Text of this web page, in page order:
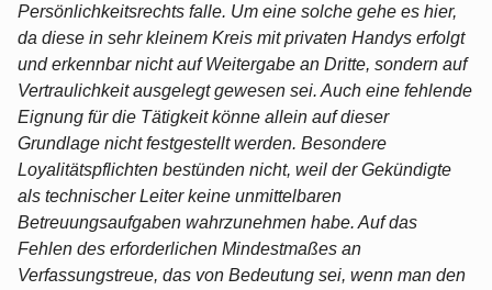
Persönlichkeitsrechts falle. Um eine solche gehe es hier,
da diese in sehr kleinem Kreis mit privaten Handys erfolgt
und erkennbar nicht auf Weitergabe an Dritte, sondern auf
Vertraulichkeit ausgelegt gewesen sei. Auch eine fehlende
Eignung für die Tätigkeit könne allein auf dieser
Grundlage nicht festgestellt werden. Besondere
Loyalitätspflichten bestünden nicht, weil der Gekündigte
als technischer Leiter keine unmittelbaren
Betreuungsaufgaben wahrzunehmen habe. Auf das
Fehlen des erforderlichen Mindestmaßes an
Verfassungstreue, das von Bedeutung sei, wenn man den